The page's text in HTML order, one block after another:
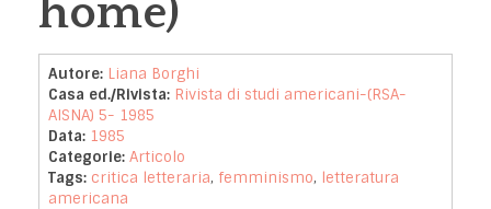
home)
Autore: Liana Borghi
Casa ed./Rivista: Rivista di studi americani-(RSA-
AISNA) 5- 1985
Data: 1985
Categorie: Articolo
Tags: critica letteraria, femminismo, letteratura
americana